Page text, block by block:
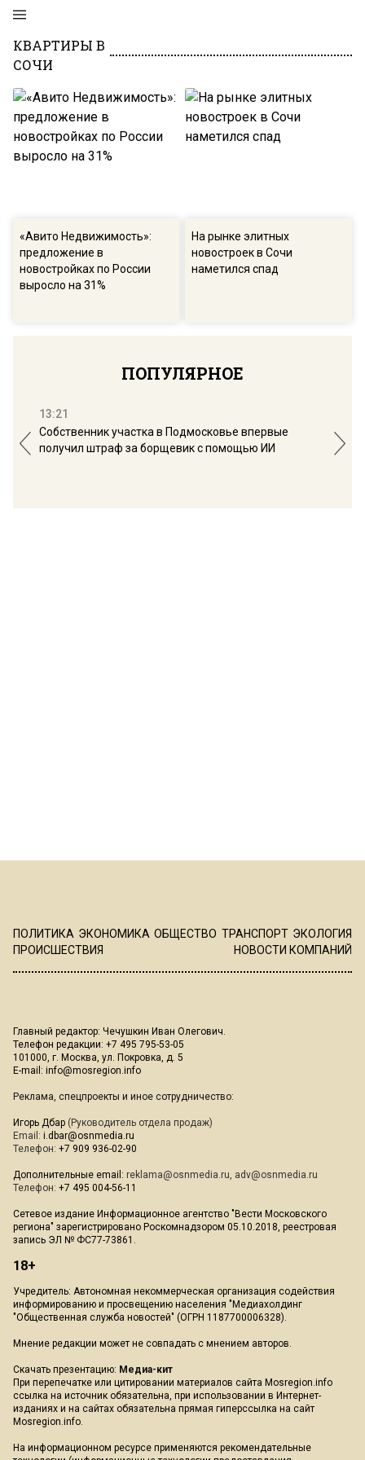
КВАРТИРЫ В
СОЧИ
«Авито Недвижимость»:
предложение в
новостройках по России
выросло на 31%
На рынке элитных
новостроек в Сочи
наметился спад
ПОПУЛЯРНОЕ
13:21
Собственник участка в Подмосковье впервые
получил штраф за борщевик с помощью ИИ
ПОЛИТИКА ЭКОНОМИКА ОБЩЕСТВО ТРАНСПОРТ ЭКОЛОГИЯ
ПРОИСШЕСТВИЯ
НОВОСТИ КОМПАНИЙ
Главный редактор: Чечушкин Иван Олегович.
Телефон редакции: +7 495 795-53-05
101000, г. Москва, ул. Покровка, д. 5
E-mail: info@mosregion.info
Реклама, спецпроекты и иное сотрудничество:
Игорь Дбар (Руководитель отдела продаж)
Email: i.dbar@osnmedia.ru
Телефон: +7 909 936-02-90
Дополнительные email: reklama@osnmedia.ru, adv@osnmedia.ru
Телефон: +7 495 004-56-11
Сетевое издание Информационное агентство "Вести Московского
региона" зарегистрировано Роскомнадзором 05.10.2018, реестровая
запись ЭЛ № ФС77-73861.
18+
Учредитель: Автономная некоммерческая организация содействия
информированию и просвещению населения "Медиахолдинг
"Общественная служба новостей" (ОГРН 1187700006328).
Мнение редакции может не совпадать с мнением авторов.
Скачать презентацию: Медиа-кит
При перепечатке или цитировании материалов сайта Mosregion.info
ссылка на источник обязательна, при использовании в Интернет-
изданиях и на сайтах обязательна прямая гиперссылка на сайт
Mosregion.info.
На информационном ресурсе применяются рекомендательные